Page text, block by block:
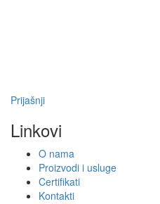
Prijašnji
Linkovi
O nama
Proizvodi i usluge
Certifikati
Kontakti